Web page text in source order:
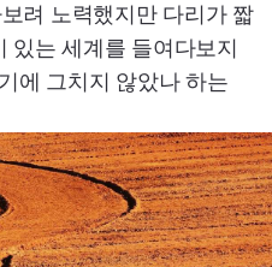
려 노력했지만 다리가 짧
있는 세계를 들여다보지
에 그치지 않았나 하는